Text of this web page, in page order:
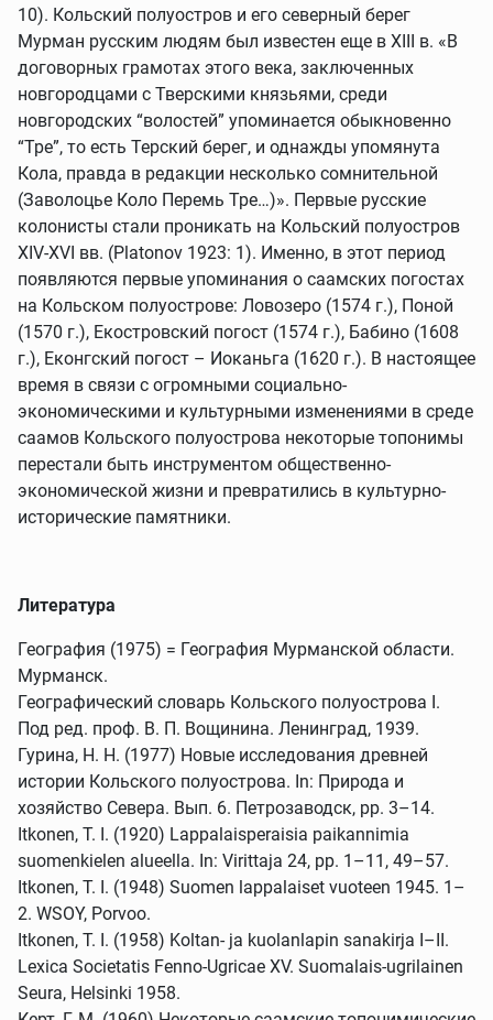
10). Кольский полуостров и его северный берег
Мурман русским людям был известен еще в XIII в. «В
договорных грамотах этого века, заключенных
новгородцами с Тверскими князьями, среди
новгородских “волостей” упоминается обыкновенно
“Тре”, то есть Терский берег, и однажды упомянута
Кола, правда в редакции несколько сомнительной
(Заволоцье Коло Перемь Тре…)». Первые русские
колонисты стали проникать на Кольский полуостров
XIV-XVI вв. (Platonov 1923: 1). Именно, в этот период
появляются первые упоминания о саамских погостах
на Кольском полуострове: Ловозеро (1574 г.), Поной
(1570 г.), Екостровский погост (1574 г.), Бабино (1608
г.), Еконгский погост – Иоканьга (1620 г.). В настоящее
время в связи с огромными социально-
экономическими и культурными изменениями в среде
саамов Кольского полуострова некоторые топонимы
перестали быть инструментом общественно-
экономической жизни и превратились в культурно-
исторические памятники.
Литература
География (1975) = География Мурманской области.
Мурманск.
Географический словарь Кольского полуострова I.
Под ред. проф. В. П. Вощинина. Ленинград, 1939.
Гурина, Н. Н. (1977) Новые исследования древней
истории Кольского полуострова. In: Природа и
хозяйство Севера. Вып. 6. Петрозаводск, pp. 3–14.
Itkonen, T. I. (1920) Lappalaisperaisia paikannimia
suomenkielen alueella. In: Virittaja 24, pp. 1–11, 49–57.
Itkonen, T. I. (1948) Suomen lappalaiset vuoteen 1945. 1–
2. WSOY, Porvoo.
Itkonen, T. I. (1958) Koltan- ja kuolanlapin sanakirja I–II.
Lexica Societatis Fenno-Ugricae XV. Suomalais-ugrilainen
Seura, Helsinki 1958.